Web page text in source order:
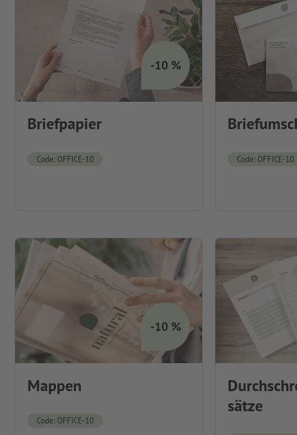
-10 %
Briefpapier
Code: OFFICE-10 Code: OFFICE-10
-10 %
Mappen
Code: OFFICE-10
sätze